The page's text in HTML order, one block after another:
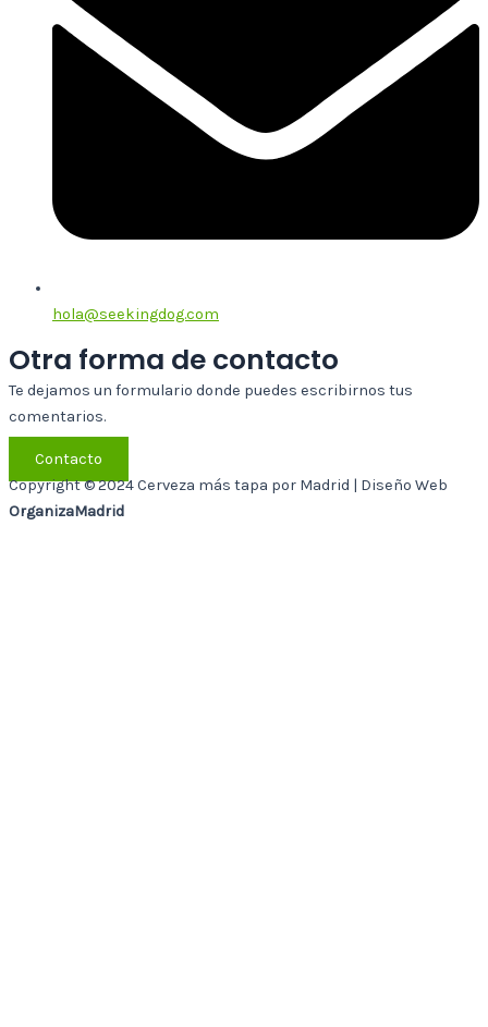
hola@seekingdog.com
Otra forma de contacto
Te dejamos un formulario donde puedes escribirnos tus
comentarios.
Contacto
Copyright © 2024 Cerveza más tapa por Madrid | Diseño Web
OrganizaMadrid